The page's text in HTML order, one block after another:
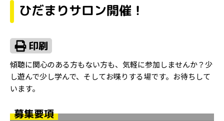
ひだまりサロン開催！
傾聴に関心のある方もない方も、気軽に参加しませんか？少
し遊んで少し学んで、そしてお喋りする場です。お待ちして
います。
募集要項